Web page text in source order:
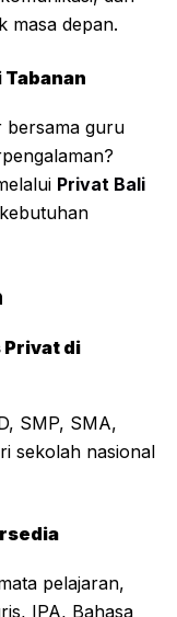
masa depan.
Tabanan
bersama guru
Privat Bali
Privat di
SMP, SMA,
sekolah nasional
pelajaran,
IPA, Bahasa